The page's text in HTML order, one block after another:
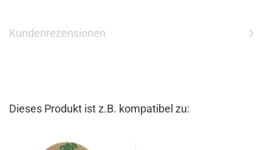
Kundenrezensionen
Dieses Produkt ist z.B. kompatibel zu: